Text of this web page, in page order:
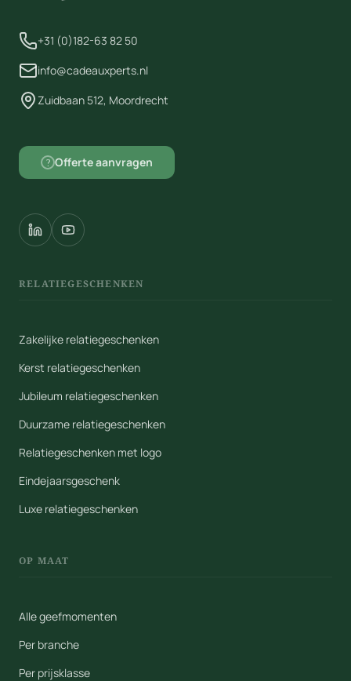
+31 (0)182-63 82 50
info@cadeauxperts.nl
Zuidbaan 512, Moordrecht
? Offerte aanvragen
RELATIEGESCHENKEN
Zakelijke relatiegeschenken
Kerst relatiegeschenken
Jubileum relatiegeschenken
Duurzame relatiegeschenken
Relatiegeschenken met logo
Eindejaarsgeschenk
Luxe relatiegeschenken
OP MAAT
Alle geefmomenten
Per branche
Per prijsklasse